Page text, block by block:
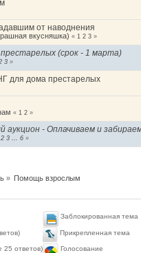
от наводнения
вкусняшка) « 1 2 3 »
(срок - 1 марта)
3 »
для дома престарелых
« 1 2 »
аукцион - Оплачиваем и
2 3 ... 6 »
» Помощь взрослым
25 ответов)
Заблокированная тема
Прикрепленная тема
Голосование